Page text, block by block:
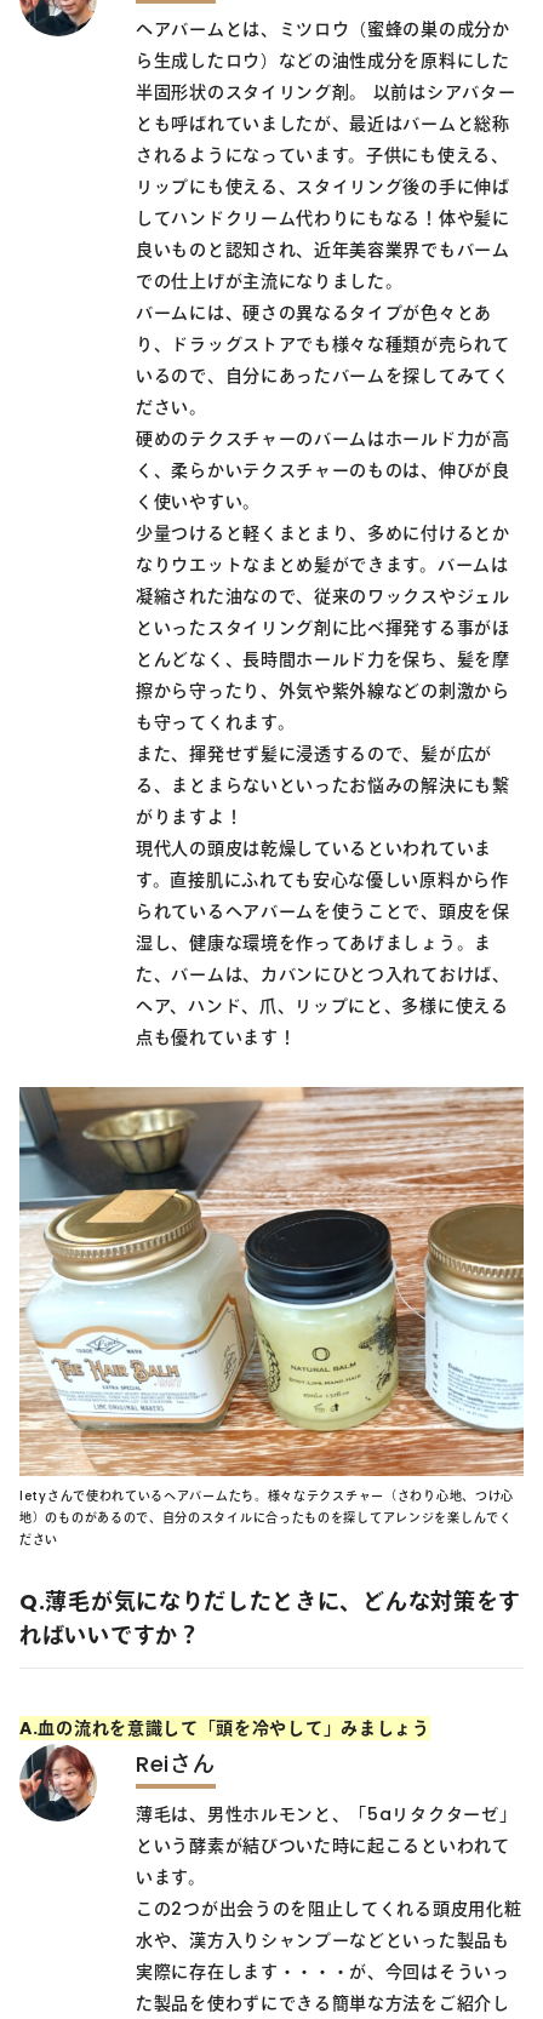
ヘアバームとは、ミツロウ（蜜蜂の巣の成分か
ら生成したロウ）などの油性成分を原料にした
半固形状のスタイリング剤。 以前はシアバター
とも呼ばれていましたが、最近はバームと総称
されるようになっています。子供にも使える、
リップにも使える、スタイリング後の手に伸ば
してハンドクリーム代わりにもなる！体や髪に
良いものと認知され、近年美容業界でもバーム
での仕上げが主流になりました。
バームには、硬さの異なるタイプが色々とあ
り、ドラッグストアでも様々な種類が売られて
いるので、自分にあったバームを探してみてく
ださい。
硬めのテクスチャーのバームはホールド力が高
く、柔らかいテクスチャーのものは、伸びが良
く使いやすい。
少量つけると軽くまとまり、多めに付けるとか
なりウエットなまとめ髪ができます。バームは
凝縮された油なので、従来のワックスやジェル
といったスタイリング剤に比べ揮発する事がほ
とんどなく、長時間ホールド力を保ち、髪を摩
擦から守ったり、外気や紫外線などの刺激から
も守ってくれます。
また、揮発せず髪に浸透するので、髪が広が
る、まとまらないといったお悩みの解決にも繋
がりますよ！
現代人の頭皮は乾燥しているといわれていま
す。直接肌にふれても安心な優しい原料から作
られているヘアバームを使うことで、頭皮を保
湿し、健康な環境を作ってあげましょう。ま
た、バームは、カバンにひとつ入れておけば、
ヘア、ハンド、爪、リップにと、多様に使える
点も優れています！
letyさんで使われているヘアバームたち。様々なテクスチャー（さわり心地、つけ心
地）のものがあるので、自分のスタイルに合ったものを探してアレンジを楽しんでく
ださい
Q.薄毛が気になりだしたときに、どんな対策をす
ればいいですか？
A.血の流れを意識して「頭を冷やして」みましょう
Reiさん
薄毛は、男性ホルモンと、「5aリタクターゼ」
という酵素が結びついた時に起こるといわれて
います。
この2つが出会うのを阻止してくれる頭皮用化粧
水や、漢方入りシャンプーなどといった製品も
実際に存在します・・・・が、今回はそういっ
た製品を使わずにできる簡単な方法をご紹介し